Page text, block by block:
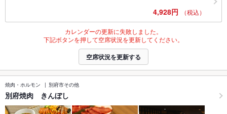
4,928円 （税込）
カレンダーの更新に失敗しました。
下記ボタンを押して空席状況を更新してください。
空席状況を更新する
焼肉・ホルモン 別府市その他
別府焼肉 きんぼし